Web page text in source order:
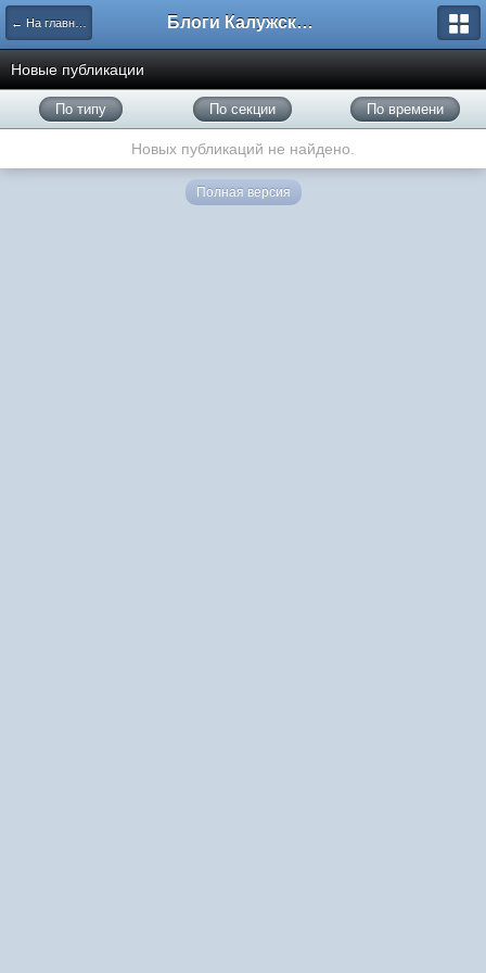
← На главную Блоги Калужского перекрестка
Новые публикации
По типу По секции По времени
Новых публикаций не найдено.
Полная версия